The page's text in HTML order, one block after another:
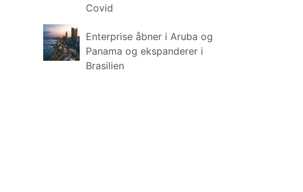
Covid
Enterprise åbner i Aruba og
Panama og ekspanderer i
Brasilien